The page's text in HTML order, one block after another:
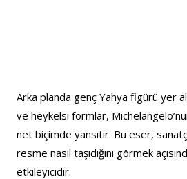
Arka planda genç Yahya figürü yer
ve heykelsi formlar,
net biçimde yansıtır. Bu eser,
resme nasıl taşıdığını görmek
etkileyicidir.